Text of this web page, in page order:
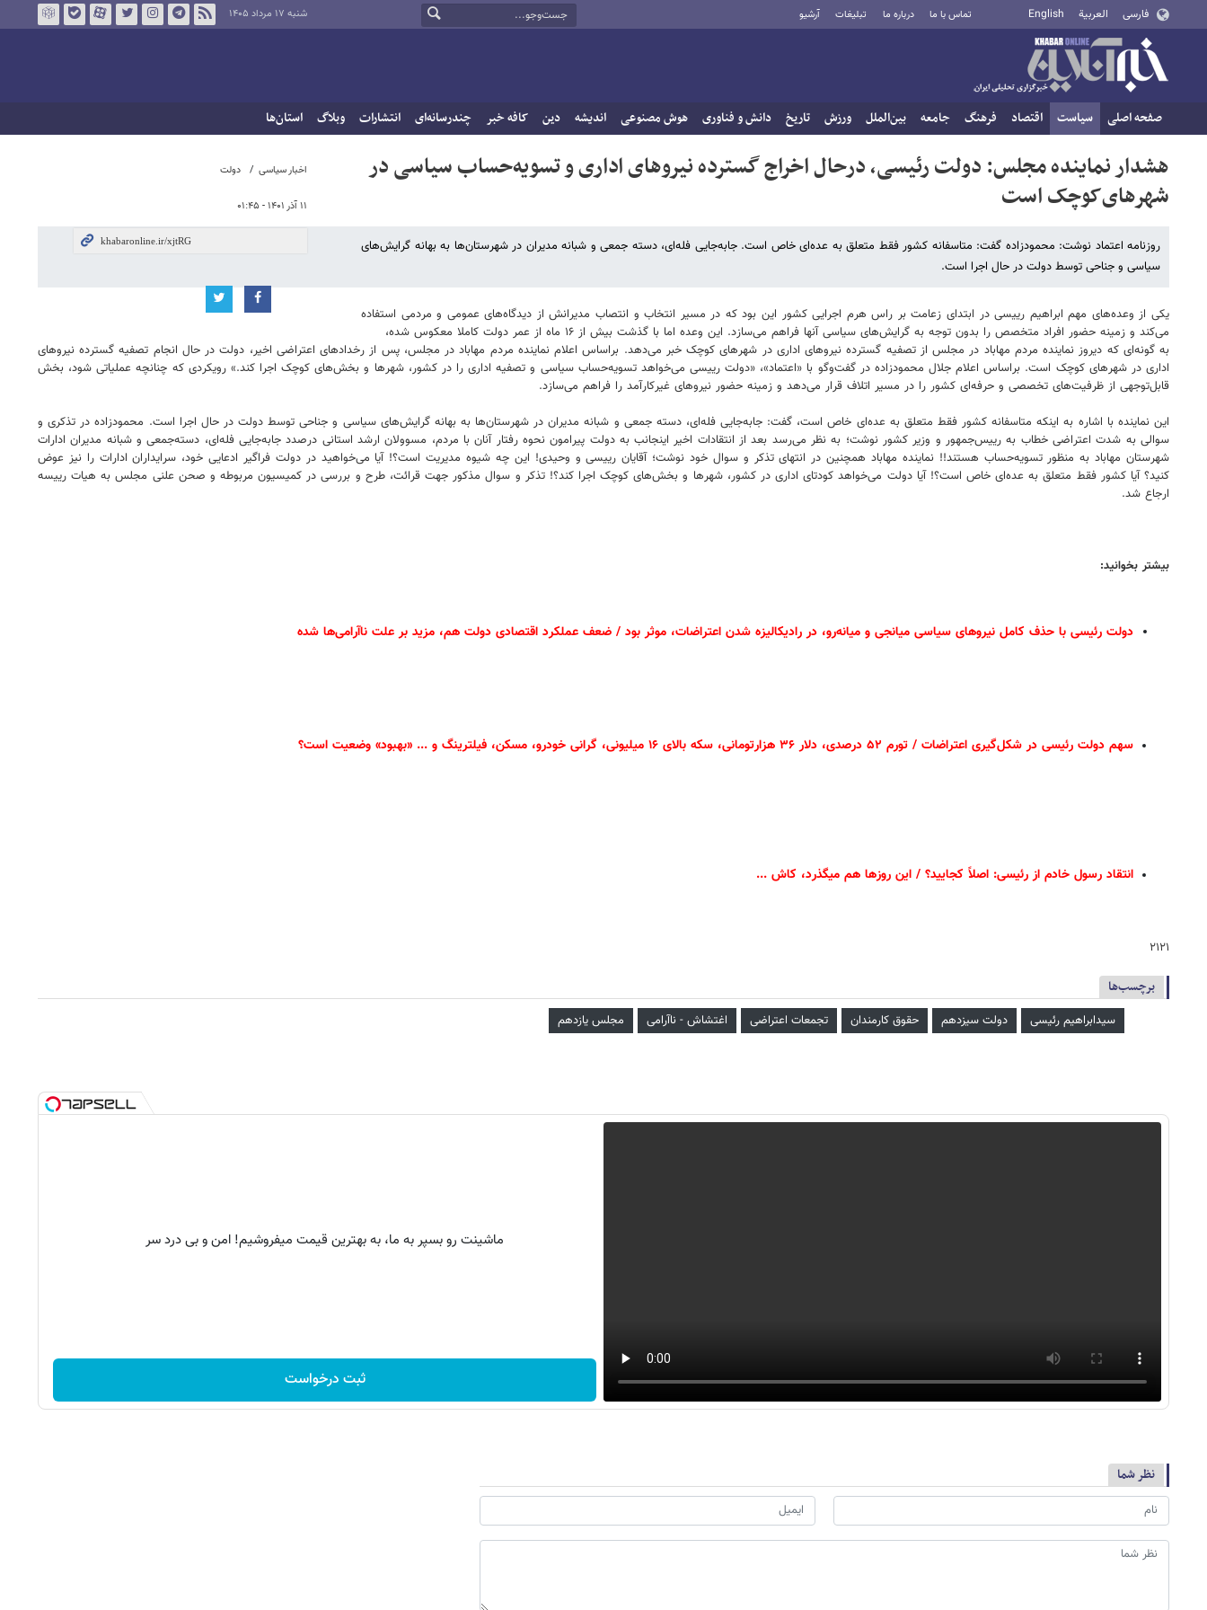
فارسی العربية English تماس با ما درباره ما تبلیغات آرشیو شنبه ۱۷ مرداد ۱۴۰۵
صفحه اصلی سیاست اقتصاد فرهنگ جامعه بین‌الملل ورزش تاریخ دانش و فناوری هوش مصنوعی اندیشه دین کافه خبر چندرسانه‌ای انتشارات وبلاگ استان‌ها
اخبار سیاسی دولت
۱۱ آذر ۱۴۰۱ - ۰۱:۴۵
هشدار نماینده مجلس: دولت رئیسی، درحال اخراج گسترده نیروهای اداری و تسویه‌حساب سیاسی در
شهرهای‌کوچک است
روزنامه اعتماد نوشت: محمودزاده گفت: متاسفانه کشور فقط متعلق به عده‌ای خاص است. جابه‌جایی فله‌ای، دسته جمعی و شبانه مدیران در شهرستان‌ها به بهانه گرایش‌های
سیاسی و جناحی توسط دولت در حال اجرا است.
یکی از وعده‌های مهم ابراهیم رییسی در ابتدای زعامت بر راس هرم اجرایی کشور این بود که در مسیر انتخاب و انتصاب مدیرانش از دیدگاه‌های عمومی و مردمی استفاده
می‌کند و زمینه حضور افراد متخصص را بدون توجه به گرایش‌های سیاسی آنها فراهم می‌سازد. این وعده اما با گذشت بیش از ۱۶ ماه از عمر دولت کاملا معکوس شده،
‌به گونه‌ای که دیروز نماینده مردم مهاباد در مجلس از تصفیه گسترده نیروهای اداری در شهرهای کوچک خبر می‌دهد. براساس اعلام نماینده مردم مهاباد در مجلس، پس از رخدادهای اعتراضی اخیر، دولت در حال انجام تصفیه گسترده نیروهای
اداری در شهرهای کوچک است. براساس اعلام جلال محمودزاده در گفت‌وگو با «اعتماد»، «دولت رییسی می‌خواهد تسویه‌حساب سیاسی و تصفیه اداری را در کشور، شهرها و بخش‌های کوچک اجرا کند.» رویکردی که چنانچه عملیاتی شود، بخش
قابل‌توجهی از ظرفیت‌های تخصصی و حرفه‌ای کشور را در مسیر اتلاف قرار می‌دهد و زمینه حضور نیروهای غیرکارآمد را فراهم می‌سازد.
این نماینده با اشاره به اینکه متاسفانه کشور فقط متعلق به عده‌ای خاص است، گفت: جابه‌جایی فله‌ای، دسته جمعی و شبانه مدیران در شهرستان‌ها به بهانه گرایش‌های سیاسی و جناحی توسط دولت در حال اجرا است. محمودزاده در تذکری و
سوالی به‌ شدت اعتراضی خطاب به رییس‌جمهور و وزیر کشور نوشت؛ به نظر می‌رسد بعد از انتقادات اخیر اینجانب به دولت پیرامون نحوه رفتار آنان با مردم، مسوولان ارشد استانی درصدد جابه‌جایی فله‌ای، دسته‌جمعی و شبانه مدیران ادارات
شهرستان مهاباد به منظور تسویه‌حساب هستند!! نماینده مهاباد همچنین در انتهای تذکر و سوال خود نوشت؛ آقایان رییسی و وحیدی! این چه شیوه مدیریت است؟! آیا می‌خواهید در دولت فراگیر ادعایی خود، سرایداران ادارات را نیز عوض
کنید؟ آیا کشور فقط متعلق به عده‌ای خاص است؟! آیا دولت می‌خواهد کودتای اداری در کشور، شهرها و بخش‌های کوچک اجرا کند؟! تذکر و سوال مذکور جهت قرائت، طرح و بررسی در کمیسیون مربوطه و صحن علنی مجلس به هیات رییسه
ارجاع شد.
بیشتر بخوانید:
دولت رئیسی با حذف کامل نیروهای سیاسی میانجی و میانه‌رو، در رادیکالیزه شدن اعتراضات، موثر بود / ضعف عملکرد اقتصادی دولت هم، مزید بر علت ناآرامی‌ها شده
سهم دولت رئیسی در شکل‌گیری اعتراضات / تورم ۵۲ درصدی، دلار ۳۶ هزارتومانی، سکه بالای ۱۶ میلیونی، گرانی خودرو، مسکن، فیلترینگ و ... «بهبود» وضعیت است؟
انتقاد رسول خادم از رئیسی: اصلاً کجایید؟ / این روزها هم میگذرد، کاش ...
۲۱۲۱
برچسب‌ها
سیدابراهیم رئیسی دولت سیزدهم حقوق کارمندان تجمعات اعتراضی اغتشاش - ناآرامی مجلس یازدهم
ماشینت رو بسپر به ما، به بهترین قیمت میفروشیم! امن و بی درد سر
ثبت درخواست
نظر شما